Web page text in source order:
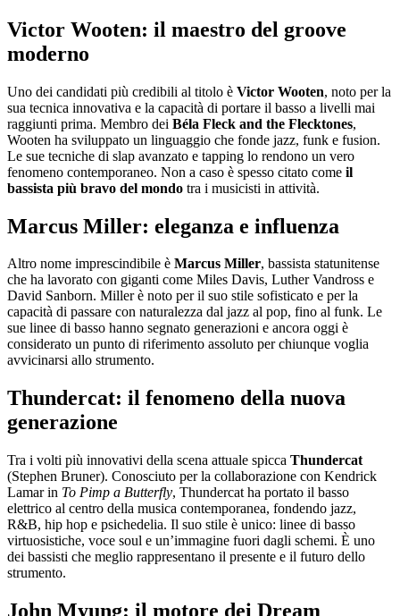
Victor Wooten: il maestro del groove
moderno
Uno dei candidati più credibili al titolo è Victor Wooten, noto per la
sua tecnica innovativa e la capacità di portare il basso a livelli mai
raggiunti prima. Membro dei Béla Fleck and the Flecktones,
Wooten ha sviluppato un linguaggio che fonde jazz, funk e fusion.
Le sue tecniche di slap avanzato e tapping lo rendono un vero
fenomeno contemporaneo. Non a caso è spesso citato come il
bassista più bravo del mondo tra i musicisti in attività.
Marcus Miller: eleganza e influenza
Altro nome imprescindibile è Marcus Miller, bassista statunitense
che ha lavorato con giganti come Miles Davis, Luther Vandross e
David Sanborn. Miller è noto per il suo stile sofisticato e per la
capacità di passare con naturalezza dal jazz al pop, fino al funk. Le
sue linee di basso hanno segnato generazioni e ancora oggi è
considerato un punto di riferimento assoluto per chiunque voglia
avvicinarsi allo strumento.
Thundercat: il fenomeno della nuova
generazione
Tra i volti più innovativi della scena attuale spicca Thundercat
(Stephen Bruner). Conosciuto per la collaborazione con Kendrick
Lamar in To Pimp a Butterfly, Thundercat ha portato il basso
elettrico al centro della musica contemporanea, fondendo jazz,
R&B, hip hop e psichedelia. Il suo stile è unico: linee di basso
virtuosistiche, voce soul e un’immagine fuori dagli schemi. È uno
dei bassisti che meglio rappresentano il presente e il futuro dello
strumento.
John Myung: il motore dei Dream